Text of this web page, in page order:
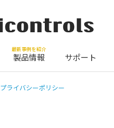
製品情報
最新事例を紹介
サポート
プライバシーポリシー